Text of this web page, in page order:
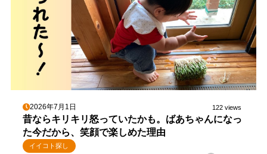
2026年7月1日 122 views
昔ならキリキリ怒っていたかも。ばあちゃんになっ
た今だから、笑顔で楽しめた理由
イイコト探し